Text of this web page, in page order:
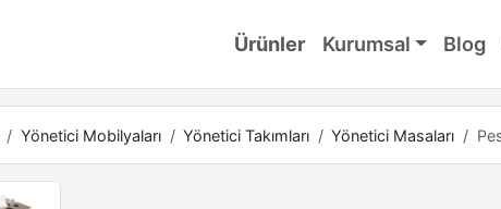
Ürünler Kurumsal Blog
Yönetici Mobilyaları Yönetici Takımları Yönetici Masaları